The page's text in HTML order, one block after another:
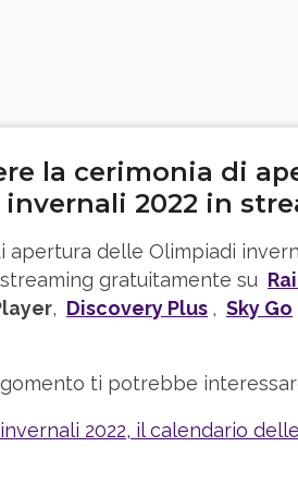
la cerimonia di
2022 in
apertura delle Olimpiadi
gratuitamente su
, Discovery Plus , Sky Go
ti potrebbe
2022, il calendario